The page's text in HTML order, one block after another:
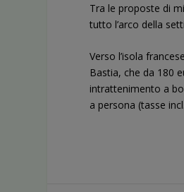
Tra le proposte di
tutto l’arco della
Verso l’isola
Bastia, che da 180
intrattenimento a
a persona (tasse